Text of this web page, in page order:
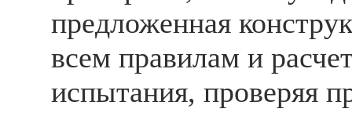
предложенная
всем правилам и
испытания, проверяя